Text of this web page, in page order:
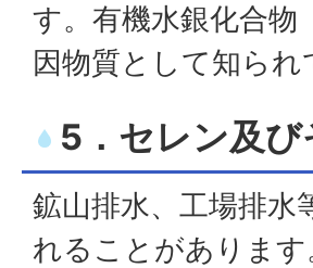
す。有機水銀化合物
因物質として知られ
5．セレン及び
鉱山排水、工場排水
れることがありま